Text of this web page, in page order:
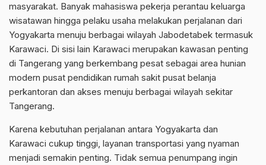
masyarakat. Banyak mahasiswa pekerja perantau keluarga
wisatawan hingga pelaku usaha melakukan perjalanan dari
Yogyakarta menuju berbagai wilayah Jabodetabek termasuk
Karawaci. Di sisi lain Karawaci merupakan kawasan penting
di Tangerang yang berkembang pesat sebagai area hunian
modern pusat pendidikan rumah sakit pusat belanja
perkantoran dan akses menuju berbagai wilayah sekitar
Tangerang.
Karena kebutuhan perjalanan antara Yogyakarta dan
Karawaci cukup tinggi, layanan transportasi yang nyaman
menjadi semakin penting. Tidak semua penumpang ingin